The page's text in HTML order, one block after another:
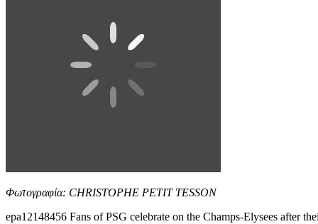
Φωτογραφία: CHRISTOPHE PETIT TESSON
epa12148456 Fans of PSG celebrate on the Champs-Elysees after